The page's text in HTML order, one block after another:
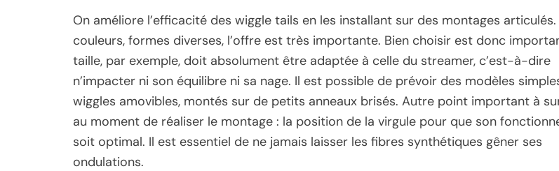
On améliore l’efficacité des wiggle tails en les installant sur des montages articulés.
couleurs, formes diverses, l’offre est très importante. Bien choisir est donc
taille, par exemple, doit absolument être adaptée à celle du streamer, c’est-à-dire
n’impacter ni son équilibre ni sa nage. Il est possible de prévoir des modèles
wiggles amovibles, montés sur de petits anneaux brisés. Autre point important à
au moment de réaliser le montage : la position de la virgule pour que son
soit optimal. Il est essentiel de ne jamais laisser les fibres synthétiques gêner ses
ondulations.